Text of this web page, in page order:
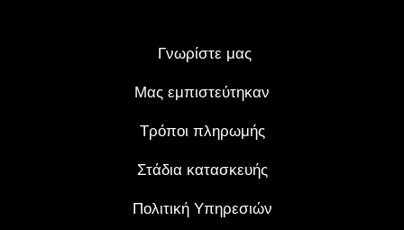
Γνωρίστε μας
Μας εμπιστεύτηκαν
Τρόποι πληρωμής
Στάδια κατασκευής
Πολιτική Υπηρεσιών